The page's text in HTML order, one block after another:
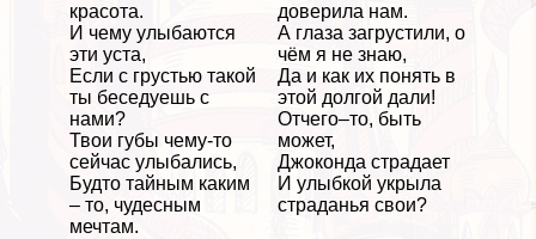
красота.
И чему улыбаются
эти уста,
Если с грустью такой
ты беседуешь с
нами?
Твои губы чему-то
сейчас улыбались,
Будто тайным каким
– то, чудесным
мечтам.
доверила нам.
А глаза загрустили, о
чём я не знаю,
Да и как их понять в
этой долгой дали!
Отчего–то, быть
может,
Джоконда страдает
И улыбкой укрыла
страданья свои?